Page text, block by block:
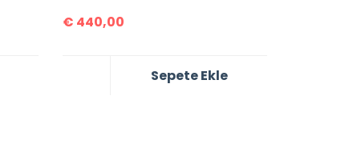
€ 440,00
Sepete Ekle